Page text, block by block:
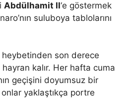
Abdülhamit II‘e göstermek
suluboya tablolarını
heybetinden son derece
kalır. Her hafta cuma
geçişini doyumsuz bir
yaklaştıkça portre